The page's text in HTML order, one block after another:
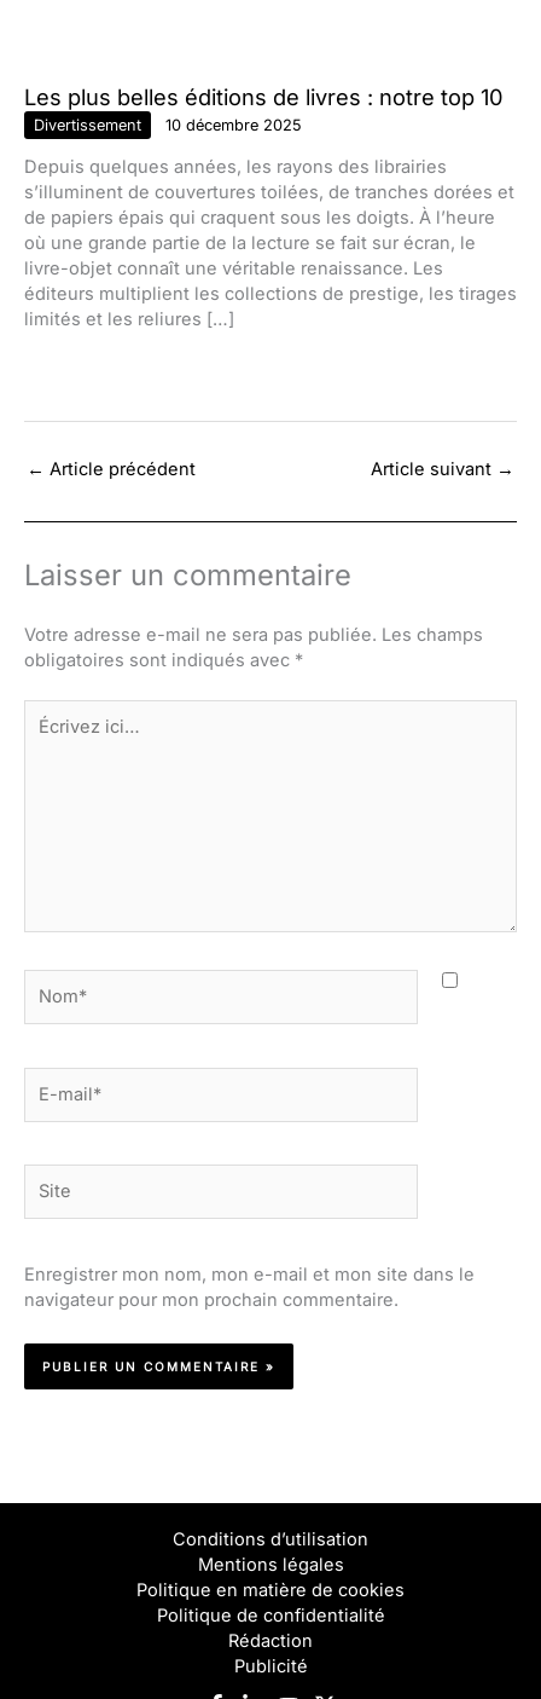
Les plus belles éditions de livres : notre top 10
Divertissement 10 décembre 2025
Depuis quelques années, les rayons des librairies
s’illuminent de couvertures toilées, de tranches dorées et
de papiers épais qui craquent sous les doigts. À l’heure
où une grande partie de la lecture se fait sur écran, le
livre-objet connaît une véritable renaissance. Les
éditeurs multiplient les collections de prestige, les tirages
limités et les reliures […]
← Article précédent Article suivant →
Laisser un commentaire
Votre adresse e-mail ne sera pas publiée. Les champs
obligatoires sont indiqués avec *
Écrivez
ici…
mail*
Enregistrer mon nom, mon e-mail et mon site dans le
navigateur pour mon prochain commentaire.
Conditions d’utilisation
Mentions légales
Politique en matière de cookies
Politique de confidentialité
Rédaction
Publicité